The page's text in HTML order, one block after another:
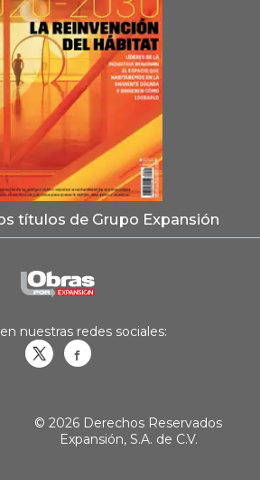
títulos de Grupo Expansión
nuestras redes sociales:
© 2026 Derechos Reservados
Expansión, S.A. de C.V.